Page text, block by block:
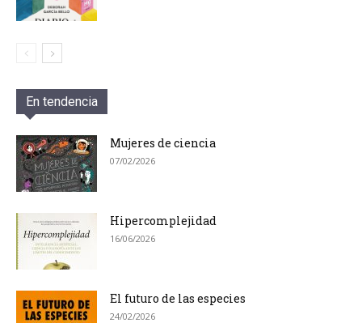
En tendencia
Mujeres de ciencia
07/02/2026
Hipercomplejidad
16/06/2026
El futuro de las especies
24/02/2026